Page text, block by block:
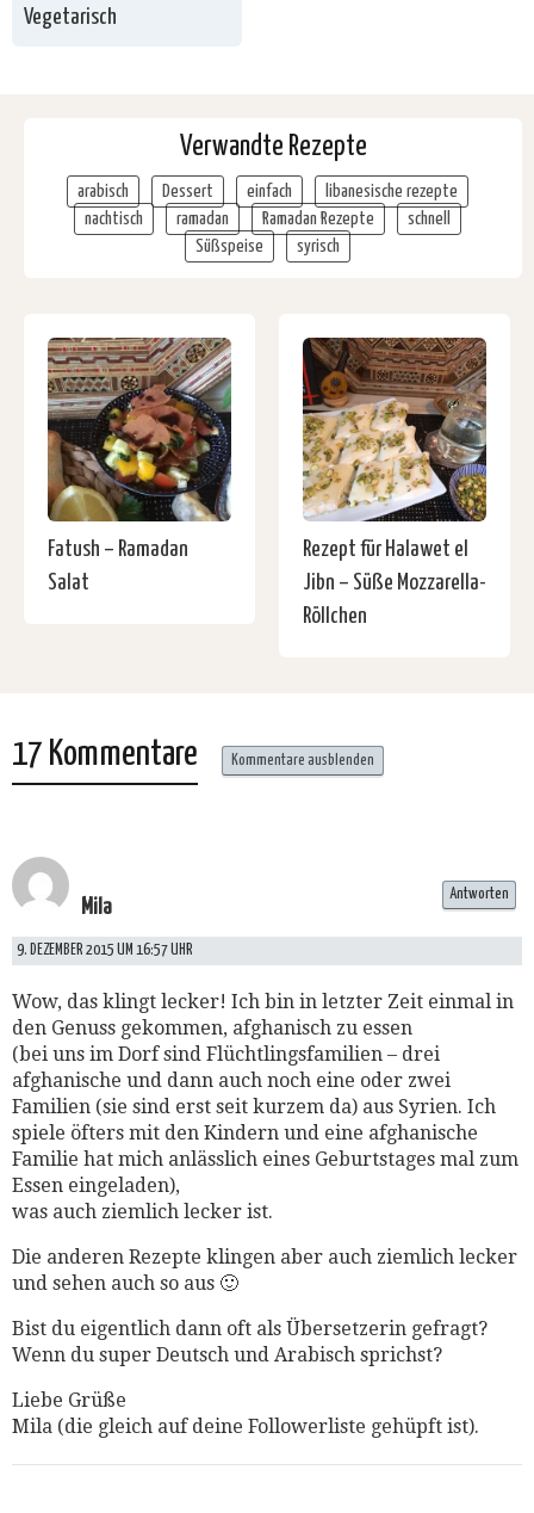
Vegetarisch
Verwandte Rezepte
arabisch Dessert einfach
libanesische rezepte
nachtisch
ramadan Ramadan Rezepte
schnell
Süßspeise
syrisch
Fatush – Ramadan
Salat
Rezept für Halawet el
Jibn – Süße Mozzarella-
Röllchen
17 Kommentare Kommentare ausblenden
Mila
9. DEZEMBER 2015 UM 16:57 UHR
Wow, das klingt lecker! Ich bin in letzter Zeit einmal in
den Genuss gekommen, afghanisch zu essen
(bei uns im Dorf sind Flüchtlingsfamilien – drei
afghanische und dann auch noch eine oder zwei
Familien (sie sind erst seit kurzem da) aus Syrien. Ich
spiele öfters mit den Kindern und eine afghanische
Familie hat mich anlässlich eines Geburtstages mal zum
Essen eingeladen),
was auch ziemlich lecker ist.
Die anderen Rezepte klingen aber auch ziemlich lecker
und sehen auch so aus 🙂
Bist du eigentlich dann oft als Übersetzerin gefragt?
Wenn du super Deutsch und Arabisch sprichst?
Liebe Grüße
Mila (die gleich auf deine Followerliste gehüpft ist).
Antworten